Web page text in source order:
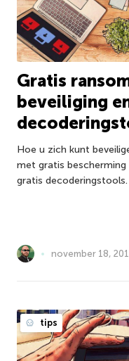
Gratis
beveiliging
Hoe u zich kunt
met gratis
gratis decoderingstools.
november 18,
tips